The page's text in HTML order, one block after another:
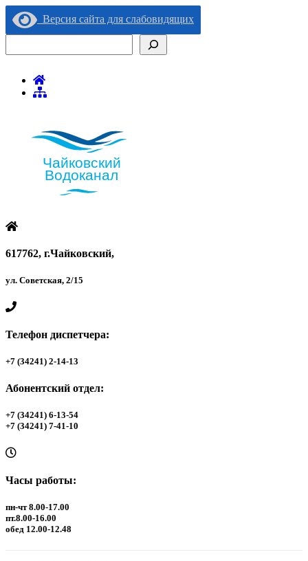
Версия сайта для слабовидящих
617762, г.Чайковский,
ул. Советская, 2/15
Телефон диспетчера:
+7 (34241) 2-14-13
Абонентский отдел:
+7 (34241) 6-13-54
+7 (34241) 7-41-10
Часы работы:
пн-чт 8.00-17.00
пт.8.00-16.00
обед 12.00-12.48